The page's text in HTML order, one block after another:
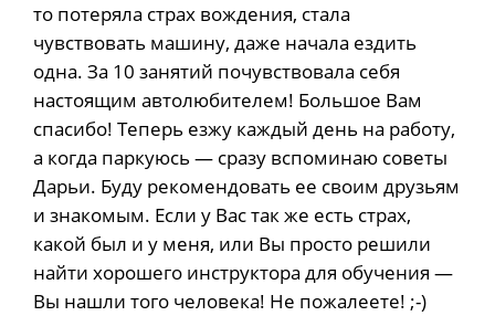
то потеряла страх вождения, стала
чувствовать машину, даже начала ездить
одна. За 10 занятий почувствовала себя
настоящим автолюбителем! Большое Вам
спасибо! Теперь езжу каждый день на работу,
а когда паркуюсь — сразу вспоминаю советы
Дарьи. Буду рекомендовать ее своим друзьям
и знакомым. Если у Вас так же есть страх,
какой был и у меня, или Вы просто решили
найти хорошего инструктора для обучения —
Вы нашли того человека! Не пожалеете! ;-)